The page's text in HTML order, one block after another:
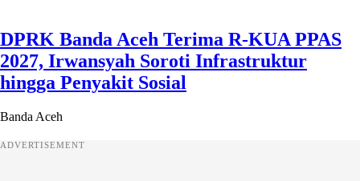
DPRK Banda Aceh Terima R-KUA PPAS
2027, Irwansyah Soroti Infrastruktur
hingga Penyakit Sosial
Banda Aceh
ADVERTISEMENT